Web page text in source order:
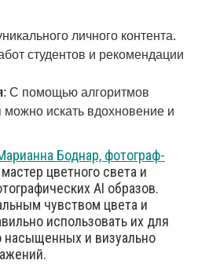
личного контента.
студентов и рекомендации
: С помощью алгоритмов
искать вдохновение и
Боднар, фотограф-
мастер цветного света и
AI образов.
чувством цвета и
использовать их для
насыщенных и визуально